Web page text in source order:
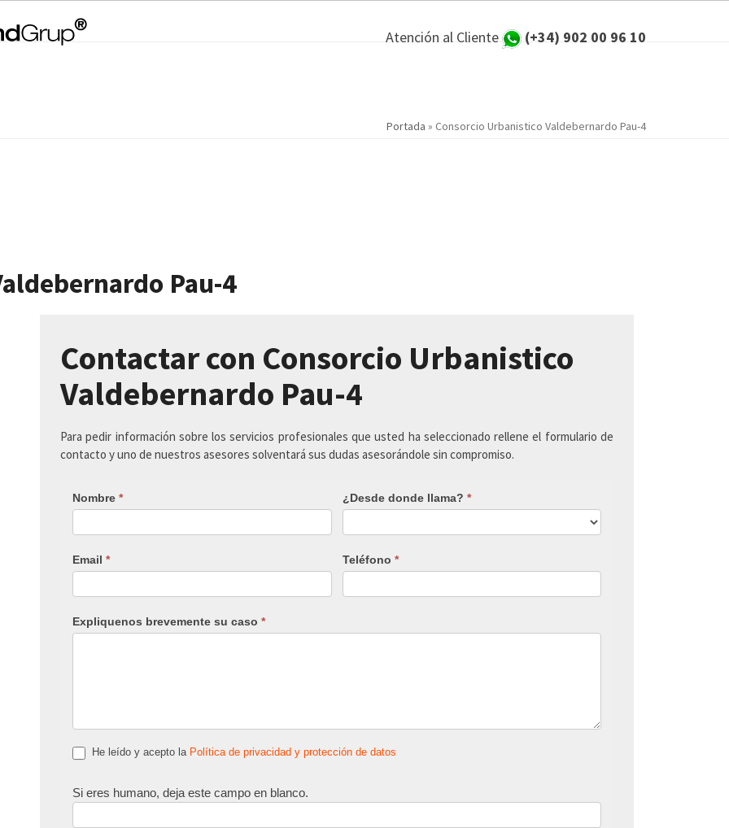
Atención al Cliente (+34) 902 00 96 10
Portada » Consorcio Urbanistico Valdebernardo Pau-4
Pau-4
Contactar con Consorcio Urbanistico
Valdebernardo Pau-4
Para pedir información sobre los servicios profesionales que usted ha seleccionado rellene el formulario de
contacto y uno de nuestros asesores solventará sus dudas asesorándole sin compromiso.
Nombre * ¿Desde donde llama? *
Email * Teléfono *
Expliquenos brevemente su caso *
He leído y acepto la Política de privacidad y protección de datos
Si eres humano, deja este campo en blanco.